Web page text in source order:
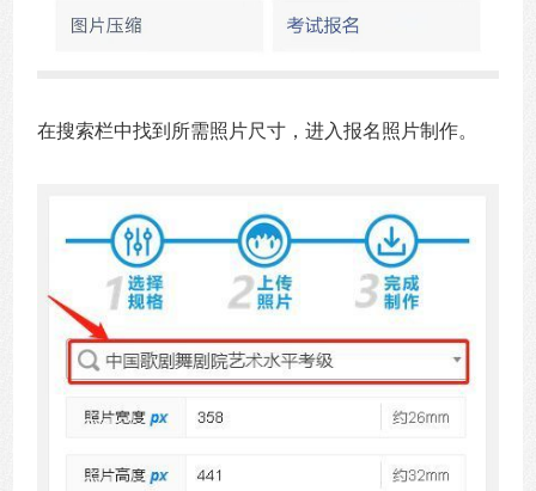
在搜索栏中找到所需照片尺寸，进入报名照片制作。